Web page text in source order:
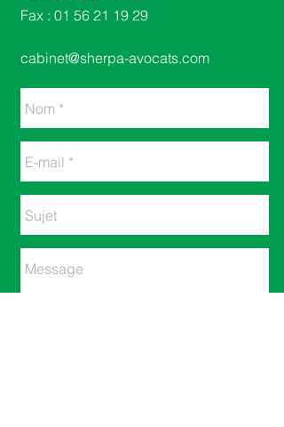
Fax : 01 56 21 19 29
cabinet@sherpa-avocats.com